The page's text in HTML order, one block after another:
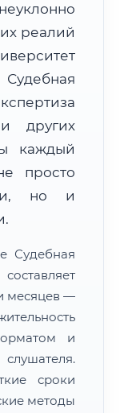
ФИС ФРДО
просмотра
реалий
других
каждый
просто
но и
Судебная
месяцев —
и
сроки
методы